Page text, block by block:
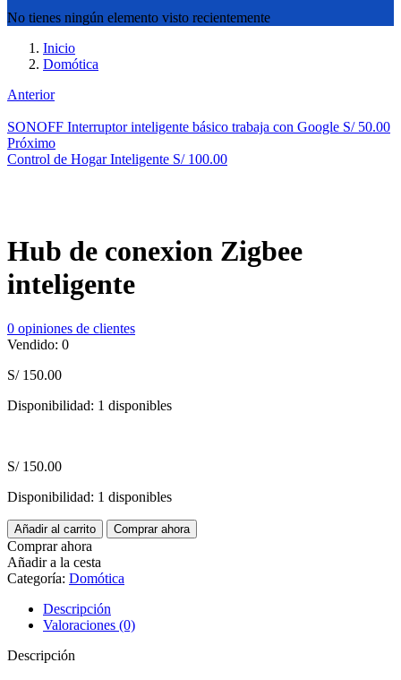
No tienes ningún elemento visto recientemente
Inicio
Domótica
Anterior
SONOFF Interruptor inteligente básico trabaja con Google S/50.00
Próximo
Control de Hogar Inteligente S/100.00
Hub de conexion Zigbee
inteligente
0 opiniones de clientes
Vendido: 0
S/150.00
Disponibilidad: 1 disponibles
S/150.00
Disponibilidad: 1 disponibles
Hub
de
conexion
Zigbee
inteligente
cantidad
Añadir al carrito Comprar ahora
Comprar ahora
Añadir a la cesta
Categoría: Domótica
Descripción
Valoraciones (0)
Descripción